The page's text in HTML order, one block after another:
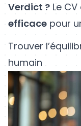
Verdict ? Le CV
efficace pour
Trouver
humain